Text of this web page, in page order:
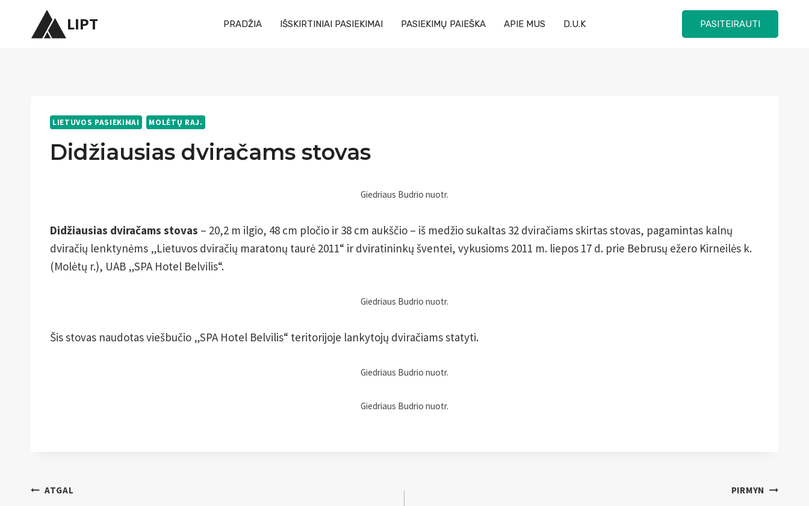
LIPT PRADŽIA IŠSKIRTINIAI PASIEKIMAI PASIEKIMŲ PAIEŠKA APIE MUS D.U.K PASITEIRAUTI
LIETUVOS PASIEKIMAI MOLĖTŲ RAJ.
Didžiausias dviračams stovas
Giedriaus Budrio nuotr.
Didžiausias dviračams stovas – 20,2 m ilgio, 48 cm pločio ir 38 cm aukščio – iš medžio sukaltas 32 dviračiams skirtas stovas, pagamintas kalnų
dviračių lenktynėms „Lietuvos dviračių maratonų taurė 2011“ ir dviratininkų šventei, vykusioms 2011 m. liepos 17 d. prie Bebrusų ežero Kirneilės k.
(Molėtų r.), UAB „SPA Hotel Belvilis“.
Giedriaus Budrio nuotr.
Šis stovas naudotas viešbučio „SPA Hotel Belvilis“ teritorijoje lankytojų dviračiams statyti.
Giedriaus Budrio nuotr.
Giedriaus Budrio nuotr.
Navigacija
ATGAL PIRMYN